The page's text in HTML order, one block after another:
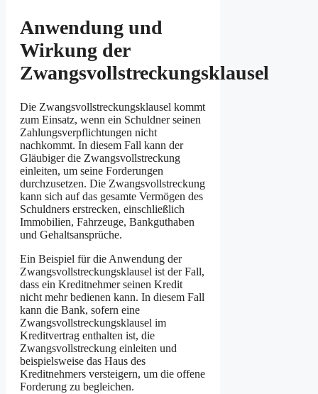
Anwendung und
Wirkung der
Zwangsvollstreckungsklausel
Die Zwangsvollstreckungsklausel kommt
zum Einsatz, wenn ein Schuldner seinen
Zahlungsverpflichtungen nicht
nachkommt. In diesem Fall kann der
Gläubiger die Zwangsvollstreckung
einleiten, um seine Forderungen
durchzusetzen. Die Zwangsvollstreckung
kann sich auf das gesamte Vermögen des
Schuldners erstrecken, einschließlich
Immobilien, Fahrzeuge, Bankguthaben
und Gehaltsansprüche.
Ein Beispiel für die Anwendung der
Zwangsvollstreckungsklausel ist der Fall,
dass ein Kreditnehmer seinen Kredit
nicht mehr bedienen kann. In diesem Fall
kann die Bank, sofern eine
Zwangsvollstreckungsklausel im
Kreditvertrag enthalten ist, die
Zwangsvollstreckung einleiten und
beispielsweise das Haus des
Kreditnehmers versteigern, um die offene
Forderung zu begleichen.